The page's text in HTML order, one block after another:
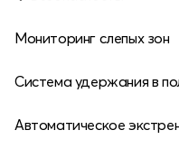
Мониторинг слепых зон
Система удержания в
Автоматическое